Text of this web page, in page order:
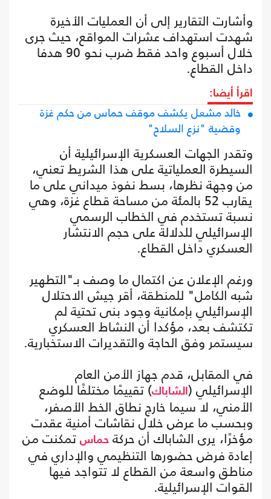
وأشارت التقارير إلى أن العمليات الأخيرة
شهدت استهداف عشرات المواقع، حيث جرى
خلال أسبوع واحد فقط ضرب نحو 90 هدفا
داخل القطاع.
اقرأ أيضا:
خالد مشعل يكشف موقف حماس من حكم غزة
وقضية "نزع السلاح"
وتقدر الجهات العسكرية الإسرائيلية أن
السيطرة العملياتية على هذا الشريط تعني،
من وجهة نظرها، بسط نفوذ ميداني على ما
يقارب 52 بالمئة من مساحة قطاع غزة، وهي
نسبة تستخدم في الخطاب الرسمي
الإسرائيلي للدلالة على حجم الانتشار
العسكري داخل القطاع.
ورغم الإعلان عن اكتمال ما وصف بـ"التطهير
شبه الكامل" للمنطقة، أقر جيش الاحتلال
الإسرائيلي بإمكانية وجود بنى تحتية لم
تكتشف بعد، مؤكدا أن النشاط العسكري
سيستمر وفق الحاجة والتقديرات الاستخبارية.
في المقابل، قدم جهاز الأمن العام
الإسرائيلي ( الشاباك) تقييمًا مختلفًا للوضع
الأمني، لا سيما خارج نطاق الخط الأصفر،
وبحسب ما عرض خلال نقاشات أمنية عقدت
مؤخرًا، يرى الشاباك أن حركة حماس تمكنت من
إعادة فرض حضورها التنظيمي والإداري في
مناطق واسعة من القطاع لا تتواجد فيها
القوات الإسرائيلية.